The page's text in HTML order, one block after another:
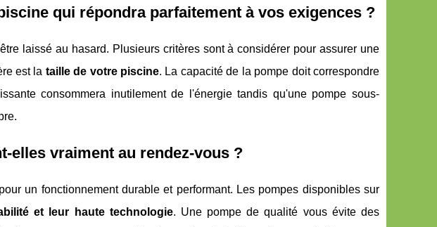
qui répondra parfaitement à vos exigences ?
laissé au hasard. Plusieurs critères sont à considérer pour assurer une
est la taille de votre piscine. La capacité de la pompe doit correspondre
consommera inutilement de l'énergie tandis qu'une pompe sous-
elles vraiment au rendez-vous ?
un fonctionnement durable et performant. Les pompes disponibles sur
et leur haute technologie. Une pompe de qualité vous évite des